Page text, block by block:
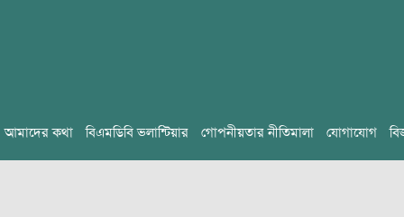
আমাদের কথা বিএমডিবি ভলান্টিয়ার গোপনীয়তার নীতিমালা যোগাযোগ